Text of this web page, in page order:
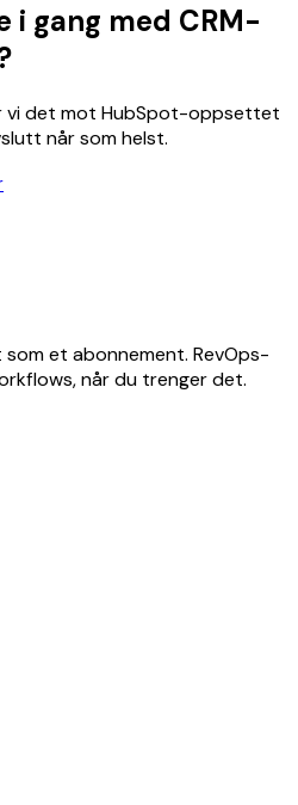
i gang med CRM-
vi det mot HubSpot-oppsettet
når som helst.
et abonnement. RevOps-
når du trenger det.